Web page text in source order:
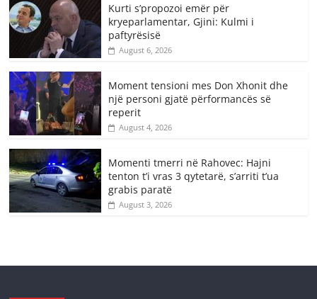
Kurti s’propozoi emër për
kryeparlamentar, Gjini: Kulmi i
paftyrësisë
August 6, 2026
Moment tensioni mes Don Xhonit dhe
një personi gjatë përformancës së
reperit
August 4, 2026
Momenti tmerri në Rahovec: Hajni
tenton t’i vras 3 qytetarë, s’arriti t’ua
grabis paratë
August 3, 2026